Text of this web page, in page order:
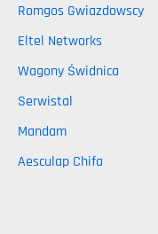
Romgos Gwiazdowscy
Eltel Networks
Wagony Świdnica
Serwistal
Mandam
Aesculap Chifa